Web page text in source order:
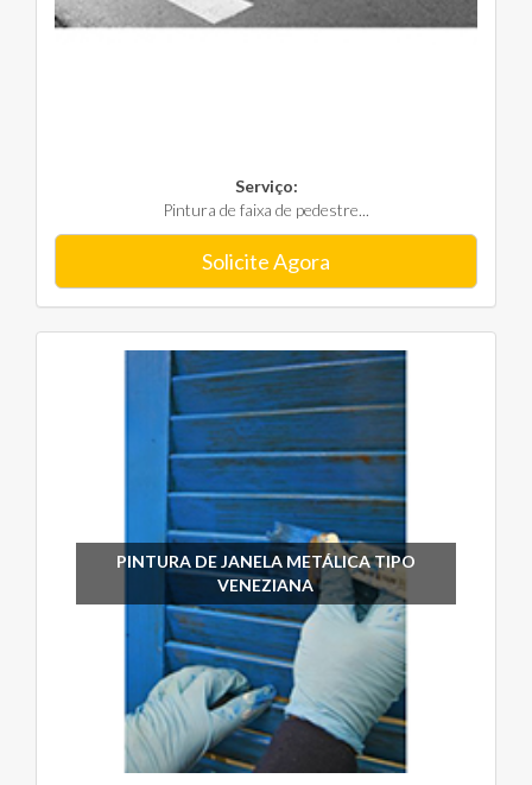
Serviço:
Pintura de faixa de pedestre...
Solicite Agora
PINTURA DE JANELA METÁLICA TIPO
VENEZIANA